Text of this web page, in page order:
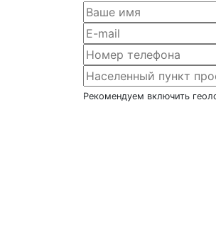
Рекомендуем включить